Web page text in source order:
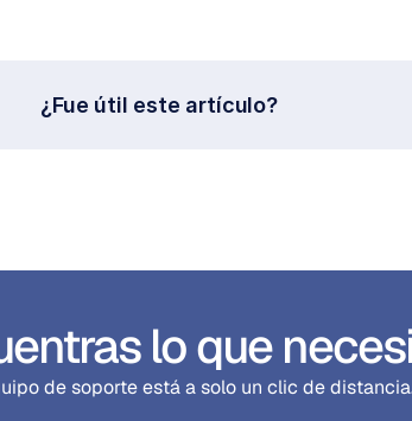
¿Fue útil este artículo?
lo que
de soporte está a solo un clic de